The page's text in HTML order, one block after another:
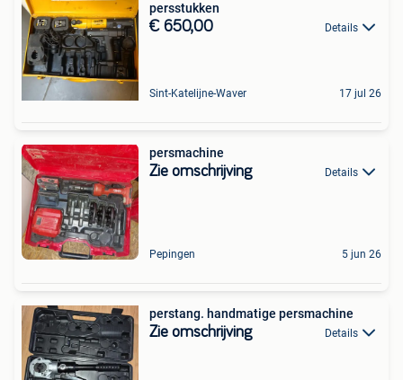
persstukken
€ 650,00 Details
Sint-Katelijne-Waver 17 jul 26
persmachine
Zie omschrijving Details
Pepingen 5 jun 26
perstang. handmatige persmachine
Zie omschrijving Details